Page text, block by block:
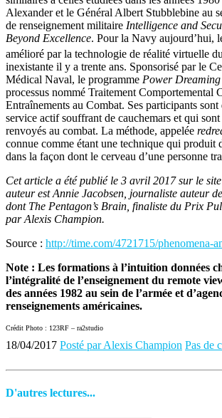
Alexander et le Général Albert Stubblebine au
de renseignement militaire Intelligence and
Beyond Excellence. Pour la Navy aujourd’hui,
amélioré par la technologie de réalité virtuelle
inexistante il y a trente ans. Sponsorisé par le
Médical Naval, le programme Power Dreaming
processus nommé Traitement Comportemental
Entraînements au Combat. Ses participants sont
service actif souffrant de cauchemars et qui sont
renvoyés au combat. La méthode, appelée
connue comme étant une technique qui produit
dans la façon dont le cerveau d’une personne
Cet article a été publié le 3 avril 2017 sur le
auteur est Annie Jacobsen, journaliste auteur
dont The Pentagon’s Brain, finaliste du Prix
par Alexis Champion.
Source : http://time.com/4721715/phenomena-
Note : Les formations à l’intuition données
l’intégralité de l’enseignement du remote
des années 1982 au sein de l’armée et
renseignements américaines.
Crédit Photo : 123RF – ra2studio
18/04/2017 Posté par Alexis Champion Pas de
D'autres lectures...